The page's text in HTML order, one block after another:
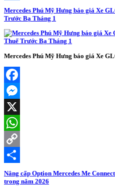
Link
Share
Mercedes Phú Mỹ Hưng báo giá Xe
Trước Bạ Tháng 1
Mercedes Phú Mỹ Hưng báo giá Xe
Facebook
Messenger
X
WhatsApp
Copy
Link
Share
Nâng cấp Option Mercedes Me
trong năm 2026